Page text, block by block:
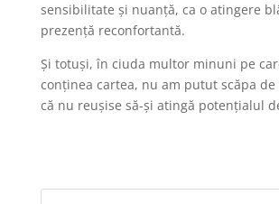
sensibilitate și nuanță, ca o atingere
prezență reconfortantă.
Și totuși, în ciuda multor minuni pe
conținea cartea, nu am putut scăpa
că nu reușise să-și atingă potențialul